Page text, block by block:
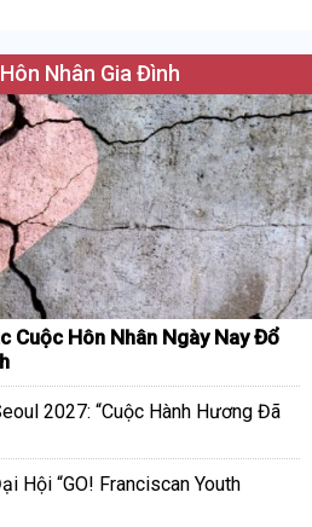
Nhân Gia Đình
Cuộc Hôn Nhân Ngày Nay Đổ
2027: “Cuộc Hành Hương Đã
Hội “GO! Franciscan Youth